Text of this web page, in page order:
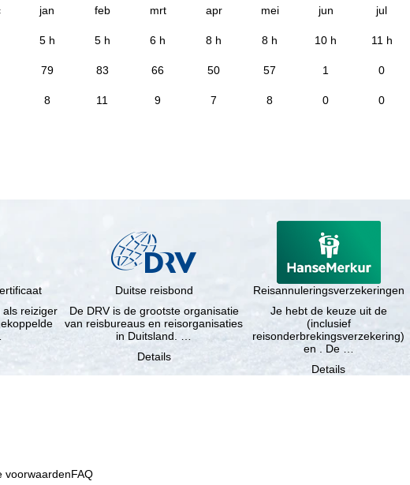
jan feb mrt apr mei jun jul
5 h 5 h 6 h 8 h 8 h 10 h 11 h
79 83 66 50 57 1 0
8 11 9 7 8 0 0
als reiziger
Duitse reisbond
De DRV is de grootste organisatie
van reisbureaus en reisorganisaties
in Duitsland. …
Details
Reisannuleringsverzekeringen
Je hebt de keuze uit de
(inclusief
reisonderbrekingsverzekering)
en . De …
Details
voorwaardenFAQ